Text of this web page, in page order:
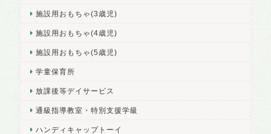
施設用おもちゃ(3歳児)
施設用おもちゃ(4歳児)
施設用おもちゃ(5歳児)
学童保育所
放課後等デイサービス
通級指導教室・特別支援学級
ハンディキャップトーイ